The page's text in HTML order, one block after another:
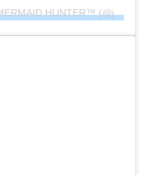
Публикация от JOEY WRIGHT ∥ MERMAID HUNTER™︎ (@joeywrightphoto)